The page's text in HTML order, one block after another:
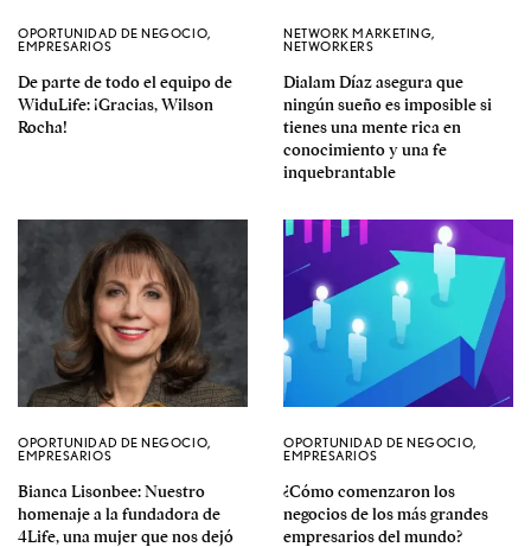
OPORTUNIDAD DE NEGOCIO,
EMPRESARIOS
De parte de todo el equipo de
WiduLife: ¡Gracias, Wilson
Rocha!
NETWORK MARKETING,
NETWORKERS
Dialam Díaz asegura que
ningún sueño es imposible si
tienes una mente rica en
conocimiento y una fe
inquebrantable
OPORTUNIDAD DE NEGOCIO,
EMPRESARIOS
Bianca Lisonbee: Nuestro
homenaje a la fundadora de
4Life, una mujer que nos dejó
OPORTUNIDAD DE NEGOCIO,
EMPRESARIOS
¿Cómo comenzaron los
negocios de los más grandes
empresarios del mundo?